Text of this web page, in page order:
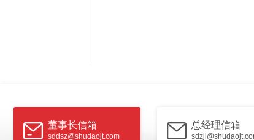
董事长信箱
sddsz@shudaojt.com
总经理信箱